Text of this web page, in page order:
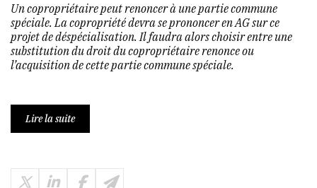
Un copropriétaire peut renoncer à une partie commune
spéciale. La copropriété devra se prononcer en AG sur ce
projet de déspécialisation. Il faudra alors choisir entre une
substitution du droit du copropriétaire renonce ou
l’acquisition de cette partie commune spéciale.
Lire la suite